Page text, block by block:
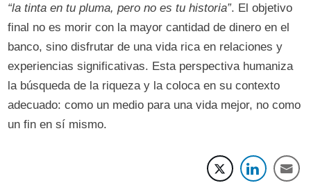
“la tinta en tu pluma, pero no es tu historia”. El objetivo
final no es morir con la mayor cantidad de dinero en el
banco, sino disfrutar de una vida rica en relaciones y
experiencias significativas. Esta perspectiva humaniza
la búsqueda de la riqueza y la coloca en su contexto
adecuado: como un medio para una vida mejor, no como
un fin en sí mismo.